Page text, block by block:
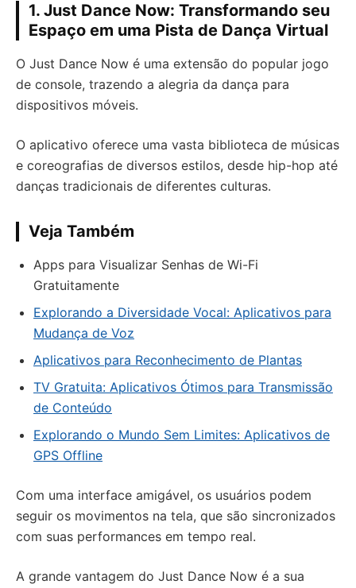
1. Just Dance Now: Transformando seu
Espaço em uma Pista de Dança Virtual
O Just Dance Now é uma extensão do popular jogo
de console, trazendo a alegria da dança para
dispositivos móveis.
O aplicativo oferece uma vasta biblioteca de músicas
e coreografias de diversos estilos, desde hip-hop até
danças tradicionais de diferentes culturas.
Veja Também
Apps para Visualizar Senhas de Wi-Fi
Gratuitamente
Explorando a Diversidade Vocal: Aplicativos para
Mudança de Voz
Aplicativos para Reconhecimento de Plantas
TV Gratuita: Aplicativos Ótimos para Transmissão
de Conteúdo
Explorando o Mundo Sem Limites: Aplicativos de
GPS Offline
Com uma interface amigável, os usuários podem
seguir os movimentos na tela, que são sincronizados
com suas performances em tempo real.
A grande vantagem do Just Dance Now é a sua